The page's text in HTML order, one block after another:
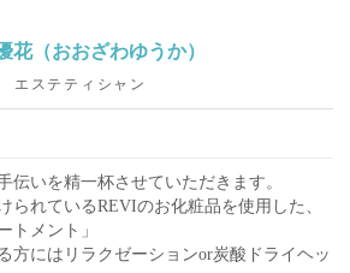
花（おおざわゆうか）
エステティシャン
伝いを精一杯させていただきます。
られているREVIのお化粧品を使用した、
トメント」
方にはリラクゼーションor炭酸ドライヘッ